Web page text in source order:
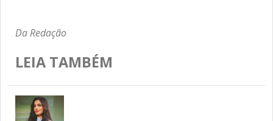
Da Redação
LEIA TAMBÉM